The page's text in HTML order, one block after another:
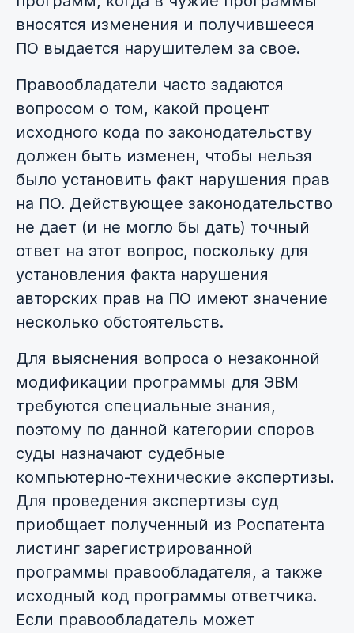
вносятся изменения и получившееся
ПО выдается нарушителем за свое.
Правообладатели часто задаются
вопросом о том, какой процент
исходного кода по законодательству
должен быть изменен, чтобы нельзя
было установить факт нарушения прав
на ПО. Действующее законодательство
не дает (и не могло бы дать) точный
ответ на этот вопрос, поскольку для
установления факта нарушения
авторских прав на ПО имеют значение
несколько обстоятельств.
Для выяснения вопроса о незаконной
модификации программы для ЭВМ
требуются специальные знания,
поэтому по данной категории споров
суды назначают судебные
компьютерно-технические экспертизы.
Для проведения экспертизы суд
приобщает полученный из Роспатента
листинг зарегистрированной
программы правообладателя, а также
исходный код программы ответчика.
Если правообладатель может